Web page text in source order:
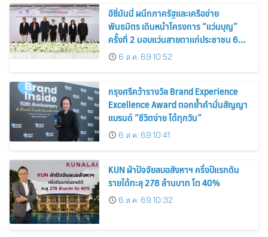
อีซี่มันนี่ ผนึกภาครัฐและเครือข่าย
พันธมิตร เดินหน้าโครงการ “แว่นบุญ”
ครั้งที่ 2 มอบแว่นสายตาแก่ประชาชน 600
คน ขยายโอกาสการมองเห็นสู่ชุมชนไทย
6 ส.ค. 69 10:52
กรุงศรีคว้ารางวัล Brand Experience
Excellence Award ตอกย้ำคำมั่นสัญญา
แบรนด์ “ชีวิตง่าย ได้ทุกวัน”
6 ส.ค. 69 10:41
KUN ฝ่าปัจจัยลบอสังหาฯ ครึ่งปีแรกดัน
รายได้ทะลุ 278 ล้านบาท โต 40%
6 ส.ค. 69 10:32